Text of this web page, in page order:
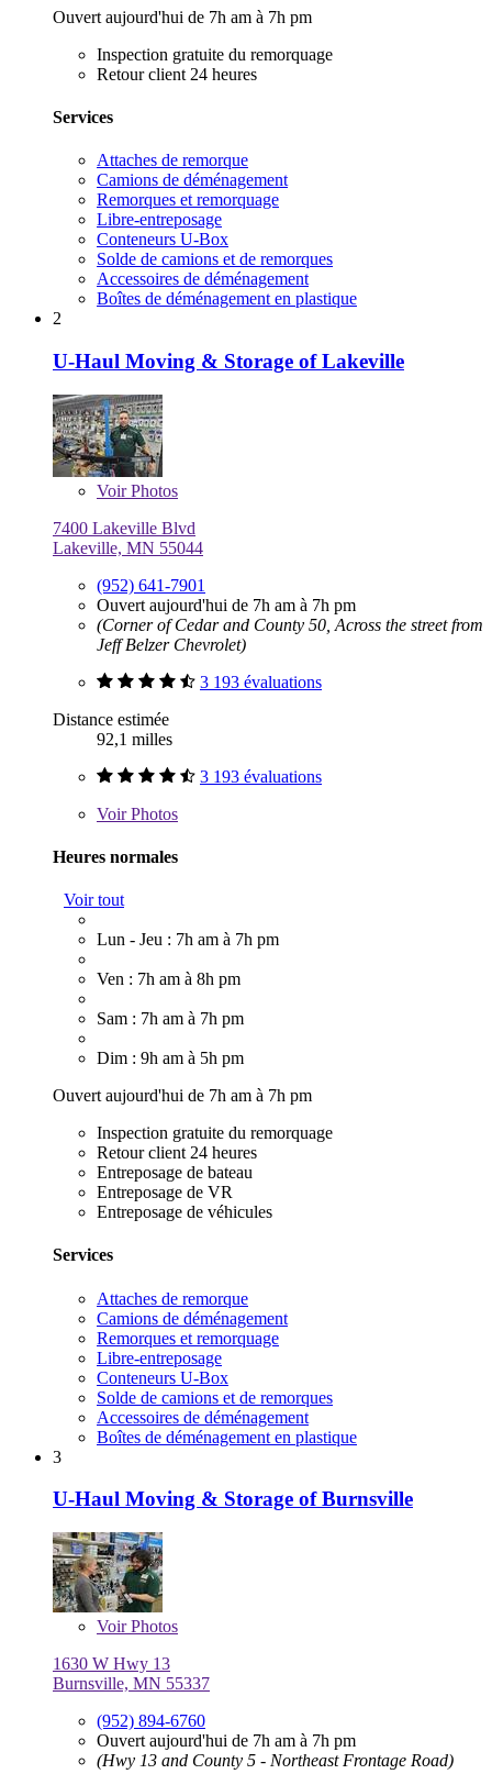
Ouvert aujourd'hui de 7h am à 7h pm
Inspection gratuite du remorquage
Retour client 24 heures
Services
Attaches de remorque
Camions de déménagement
Remorques et remorquage
Libre-entreposage
Conteneurs U-Box
Solde de camions et de remorques
Accessoires de déménagement
Boîtes de déménagement en plastique
2
U-Haul Moving & Storage of Lakeville
VoirPhotos
7400 Lakeville Blvd
Lakeville, MN 55044
(952) 641-7901
Ouvert aujourd'hui de 7h am à 7h pm
(Corner of Cedar and County 50, Across the street from
Jeff Belzer Chevrolet)
3 193 évaluations
Distance estimée
92,1 milles
3 193 évaluations
VoirPhotos
Heures normales
Voir tout
Lun - Jeu : 7h am à 7h pm
Ven : 7h am à 8h pm
Sam : 7h am à 7h pm
Dim : 9h am à 5h pm
Ouvert aujourd'hui de 7h am à 7h pm
Inspection gratuite du remorquage
Retour client 24 heures
Entreposage de bateau
Entreposage de VR
Entreposage de véhicules
Services
Attaches de remorque
Camions de déménagement
Remorques et remorquage
Libre-entreposage
Conteneurs U-Box
Solde de camions et de remorques
Accessoires de déménagement
Boîtes de déménagement en plastique
3
U-Haul Moving & Storage of Burnsville
VoirPhotos
1630 W Hwy 13
Burnsville, MN 55337
(952) 894-6760
Ouvert aujourd'hui de 7h am à 7h pm
(Hwy 13 and County 5 - Northeast Frontage Road)